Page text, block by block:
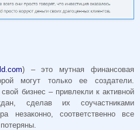
) – это мутная финансовая
могут только ее создатели.
бизнес – привлекли к активной
сделав их соучастниками
незаконно, соответственно все